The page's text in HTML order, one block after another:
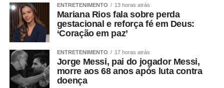
?
O primeiro passo é avaliar mais do que o peso.
Circunferência abdominal, composição corporal, força de
preensão, velocidade da marcha, capacidade funcional e
ENTRETENIMENTO 13 horas atrás
Mariana Rios fala sobre perda
gestacional e reforça fé em Deus:
‘Coração em paz’
ENTRETENIMENTO 17 horas atrás
Jorge Messi, pai do jogador Messi,
morre aos 68 anos após luta contra
doença